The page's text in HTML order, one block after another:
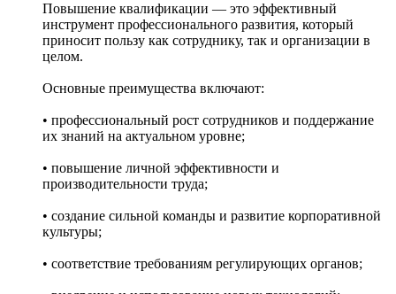
Повышение квалификации — это эффективный
инструмент профессионального развития, который
приносит пользу как сотруднику, так и организации в
целом.
Основные преимущества включают:
• профессиональный рост сотрудников и поддержание
их знаний на актуальном уровне;
• повышение личной эффективности и
производительности труда;
• создание сильной команды и развитие корпоративной
культуры;
• соответствие требованиям регулирующих органов;